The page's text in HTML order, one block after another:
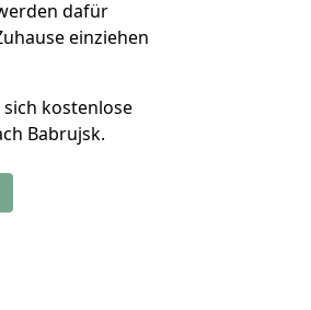
dafür
einziehen
kostenlose
Babrujsk.